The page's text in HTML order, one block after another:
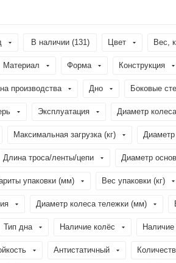
В наличии (131) Цвет Вес,
Материал Форма Конструкция
производства Дно Боковые
Эксплуатация Диаметр
Максимальная загрузка (кг)
Длина троса/ленты/цепи Диаметр
упаковки (мм) Вес упаковки (кг)
Диаметр колеса тележки (мм)
Тип дна Наличие колёс Наличие
Антистатичный